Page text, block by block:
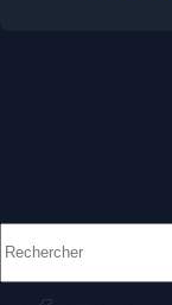
résultat